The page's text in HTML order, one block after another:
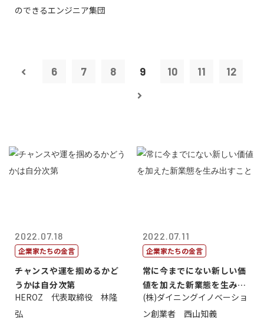
のできるエンジニア集団
6 7 8 9 10 11 12
2022.07.18
企業家たちの金言
チャンスや運を掴めるかど
うかは自分次第
HEROZ 代表取締役 林隆
弘
2022.07.11
企業家たちの金言
常に今までにない新しい価
値を加えた新業態を生み出
すこと
(株)ダイニングイノベーショ
ン創業者 西山知義